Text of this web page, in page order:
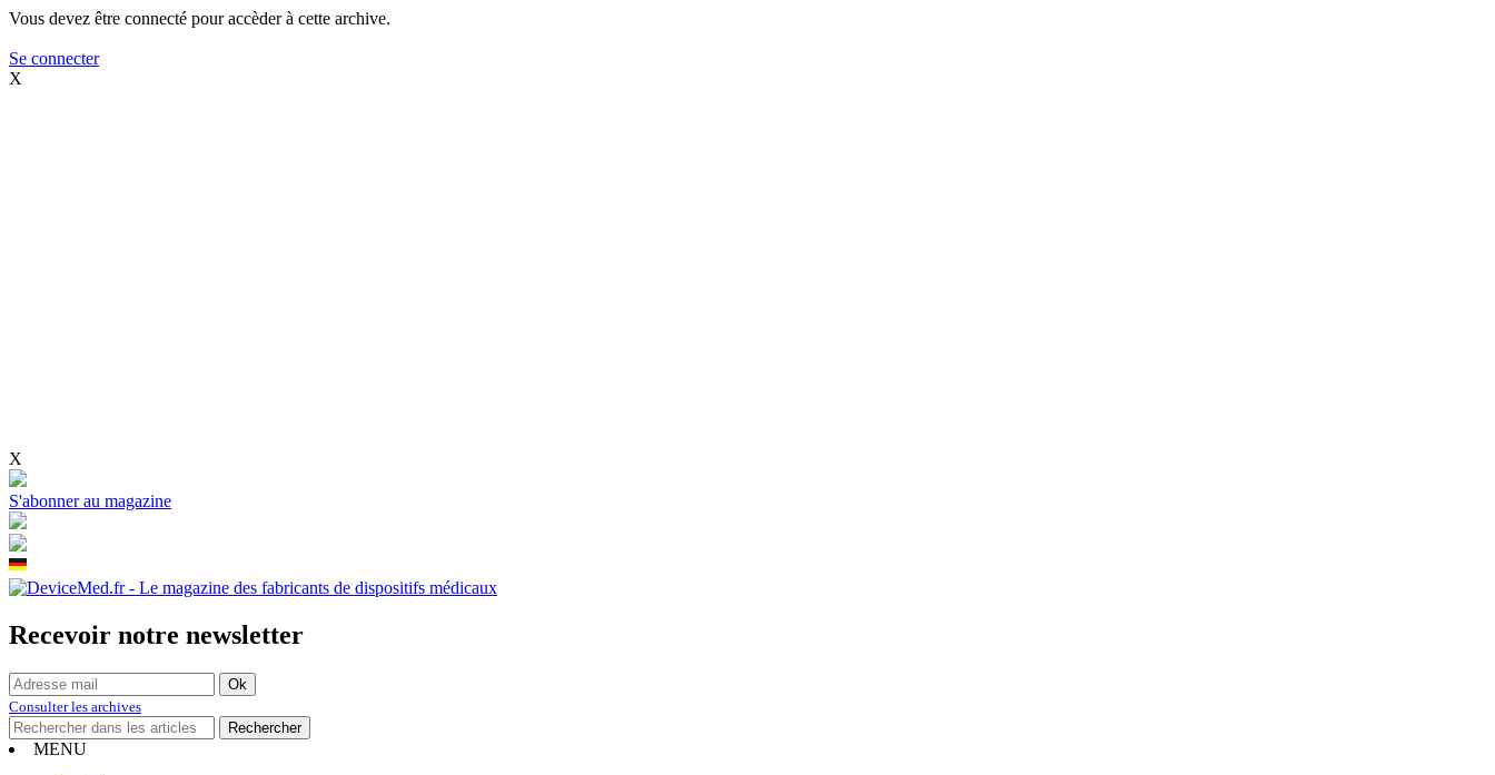
Vous devez être connecté pour accèder à cette archive.
Se connecter
X
X
S'abonner au magazine
Recevoir notre newsletter
Consulter les archives
MENU